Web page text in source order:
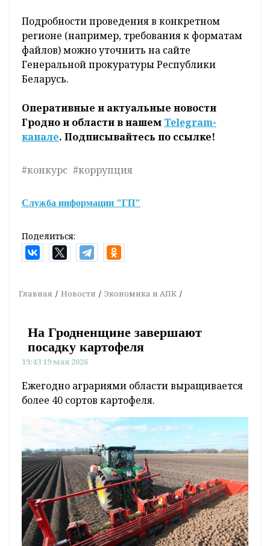
Подробности проведения в конкретном
регионе (например, требования к форматам
файлов) можно уточнить на сайте
Генеральной прокуратуры Республики
Беларусь.
Оперативные и актуальные новости
Гродно и области в нашем Telegram-
канале. Подписывайтесь по ссылке!
#конкурс #коррупция
Служба информации "ГП"
Поделиться:
Главная Новости Экономика и АПК
На Гродненщине завершают
посадку картофеля
19:43 19 мая 2026
Ежегодно аграриями области выращивается
более 40 сортов картофеля.